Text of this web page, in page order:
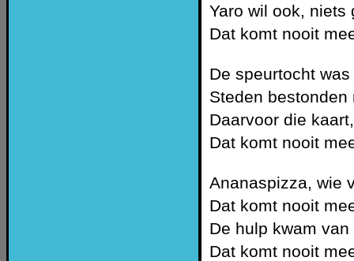
Yaro wil ook, niets
Dat komt nooit
De speurtocht
Steden bestonden
Daarvoor die
Dat komt nooit
Ananaspizza, wie
Dat komt nooit
De hulp kwam
Dat komt nooit